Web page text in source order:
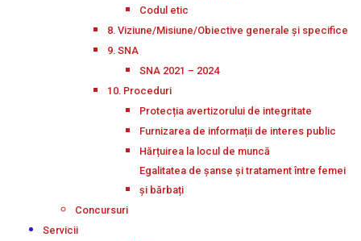
Codul etic
8. Viziune/Misiune/Obiective generale și specifice
9. SNA
SNA 2021 – 2024
10. Proceduri
Protecția avertizorului de integritate
Furnizarea de informații de interes public
Hărțuirea la locul de muncă
Egalitatea de șanse și tratament între femei
și bărbați
Concursuri
Servicii